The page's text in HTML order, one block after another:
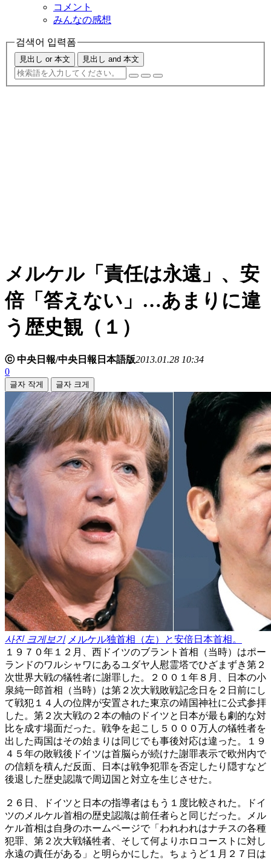
コメント
みんなの感想
검색어 입력폼
見出し or 本文 見出し and 本文
メルケル「責任は永遠」、安
倍「答えない」…あまりに違
う歴史観（１）
ⓒ 中央日報/中央日報日本語版2013.01.28 10:34
0
글자 작게 글자 크게
사진 크게보기 メルケル独首相（左）と安倍日本首相。
１９７０年１２月、西ドイツのブラント首相（当時）はポー
ランドのワルシャワにあるユダヤ人慰霊塔でひざまずき第２
次世界大戦の犠牲者に謝罪した。２００１年８月、日本の小
泉純一郎首相（当時）は第２次大戦敗戦記念日を２日前にし
て戦犯１４人の位牌が安置された東京の靖国神社に公式参拝
した。第２次大戦の２本の軸のドイツと日本が最も劇的な対
比を成す場面だった。戦争を起こし５０００万人の犠牲者を
出した両国はその始まりは同じでも事後対応は違った。１９
４５年の敗戦後ドイツは首脳らが続けた謝罪表示で欧州内で
の信頼を積んだ反面、日本は戦争犯罪を否定したり隠すなど
後退した歴史認識で周辺国と対立を生じさせた。
２６日、ドイツと日本の指導者はもう１度比較された。ドイ
ツのメルケル首相の歴史認識は前任者らと同じだった。メル
ケル首相は自身のホームページで「われわれはナチスの各種
犯罪、第２次大戦犠牲者、そして何よりホロコーストに対し
永遠の責任がある」と明らかにした。ちょうど１月２７日は